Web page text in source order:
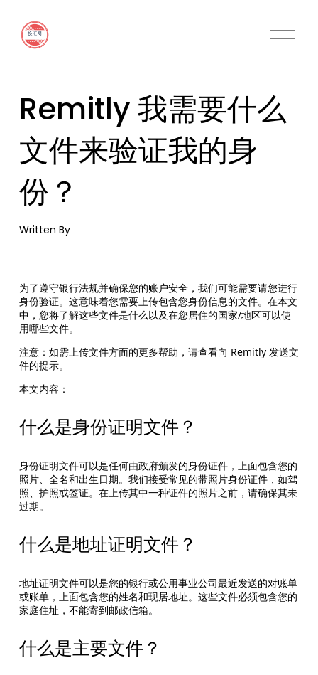
O
n
Remitly 我需要什么
文件来验证我的身
份？
Written By
为了遵守银行法规并确保您的账户安全，我们可能需要请您进行
身份验证。这意味着您需要上传包含您身份信息的文件。在本文
中，您将了解这些文件是什么以及在您居住的国家/地区可以使
用哪些文件。
注意：如需上传文件方面的更多帮助，请查看向 Remitly 发送文
件的提示。
本文内容：
什么是身份证明文件？
身份证明文件可以是任何由政府颁发的身份证件，上面包含您的
照片、全名和出生日期。我们接受常见的带照片身份证件，如驾
照、护照或签证。在上传其中一种证件的照片之前，请确保其未
过期。
什么是地址证明文件？
地址证明文件可以是您的银行或公用事业公司最近发送的对账单
或账单，上面包含您的姓名和现居地址。这些文件必须包含您的
家庭住址，不能寄到邮政信箱。
什么是主要文件？